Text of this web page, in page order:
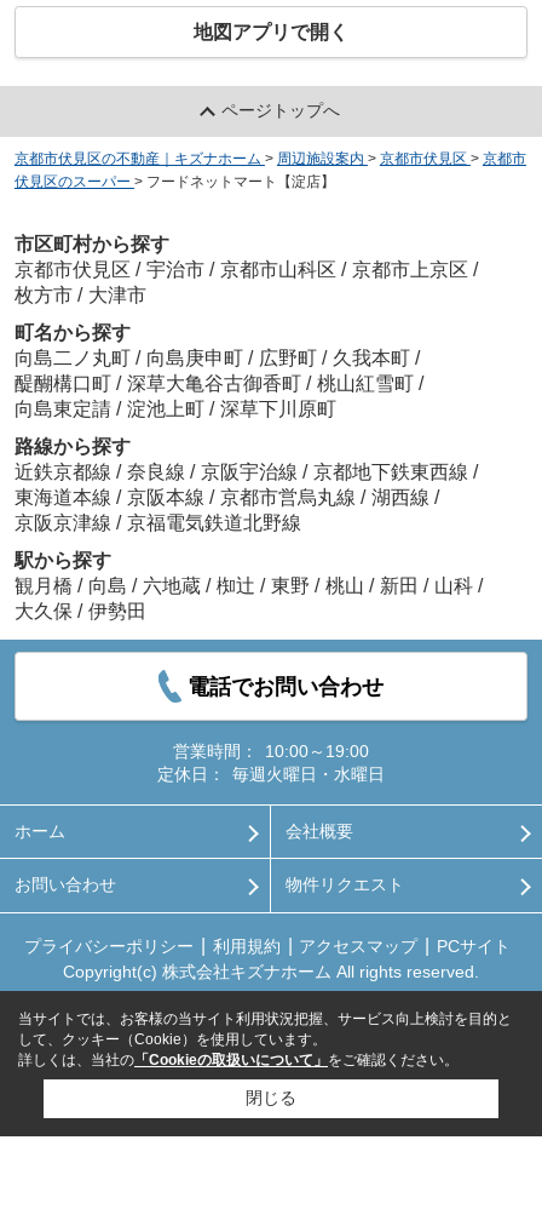
地図アプリで開く
ページトップへ
京都市伏見区の不動産｜キズナホーム > 周辺施設案内 > 京都市伏見区 > 京都市
伏見区のスーパー > フードネットマート【淀店】
市区町村から探す
京都市伏見区 / 宇治市 / 京都市山科区 / 京都市上京区 /
枚方市 / 大津市
町名から探す
向島二ノ丸町 / 向島庚申町 / 広野町 / 久我本町 /
醍醐構口町 / 深草大亀谷古御香町 / 桃山紅雪町 /
向島東定請 / 淀池上町 / 深草下川原町
路線から探す
近鉄京都線 / 奈良線 / 京阪宇治線 / 京都地下鉄東西線 /
東海道本線 / 京阪本線 / 京都市営烏丸線 / 湖西線 /
京阪京津線 / 京福電気鉄道北野線
駅から探す
観月橋 / 向島 / 六地蔵 / 椥辻 / 東野 / 桃山 / 新田 / 山科 /
大久保 / 伊勢田
電話でお問い合わせ
営業時間：
10:00～19:00
定休日：
毎週火曜日・水曜日
ホーム 会社概要
お問い合わせ 物件リクエスト
プライバシーポリシー 利用規約 アクセスマップ
PCサイト
Copyright(c) 株式会社キズナホーム All rights reserved.
当サイトでは、お客様の当サイト利用状況把握、サービス向上検討を目的と
して、クッキー（Cookie）を使用しています。
詳しくは、当社の 「Cookieの取扱いについて」 をご確認ください。
閉じる